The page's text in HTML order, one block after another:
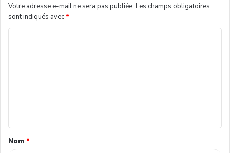
Votre adresse e-mail ne sera pas publiée. Les champs obligatoires
sont indiqués avec *
Nom *